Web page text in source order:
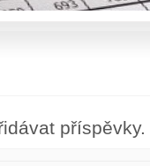
příspěvky.